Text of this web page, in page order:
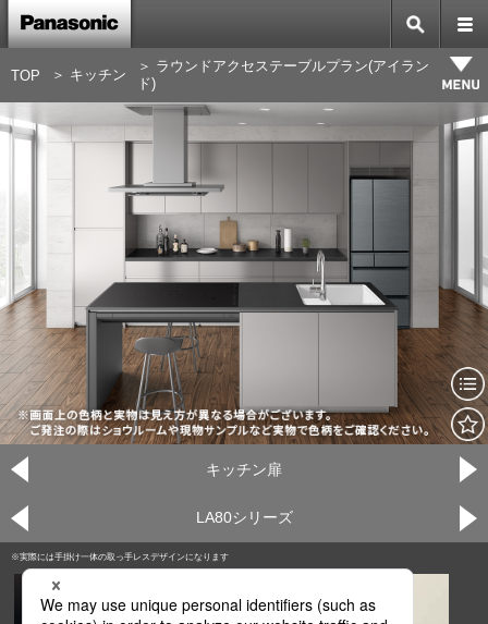
TOP ＞ キッチン
＞ ラウンドアクセステーブルプラン(アイラン
ド)
キッチン扉
LA80シリーズ
※実際には手掛け一体の取っ手レスデザインになります